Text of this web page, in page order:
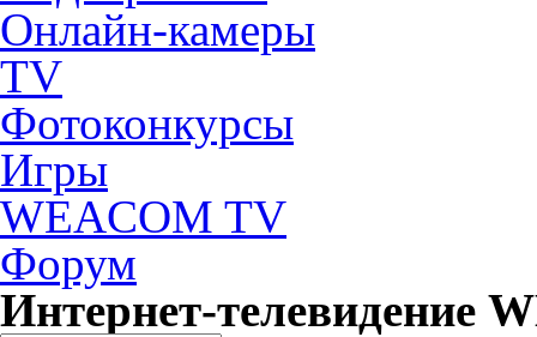
Онлайн-камеры
TV
Фотоконкурсы
Игры
WEACOM TV
Форум
Интернет-телевидение